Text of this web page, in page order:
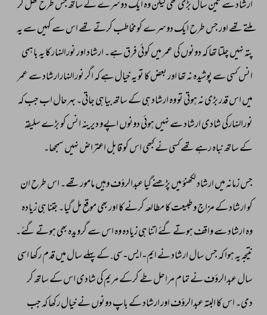
ارشاد سے تین سال بڑی تھی لیکن وہ ایک دوسرے کے ساتھ جس طرح کھل کر
ملتے تھے اور جس طرح ایک دوسرے کو مخاطب کرتے تھے اس سے کہیں سے یہ
پتہ نہیں چلتا تھا کہ دونوں کی عمر میں کوئی فرق ہے۔ ارشاد اور نورالنہار کا یہ باہمی
انس کسی سے پوشیدہ نہ تھا اور بعض کا تو یہ خیال ہے کہ اگر نورالنہارارشاد سے عمر
میں اس قدر بڑی نہ ہوتی تو وہ ارشاد ہی کے ساتھ بیاہی جاتی۔ بہرحال اب جب کہ
نورالنہارکی شادی ارشاد سے نہیں ہوئی دونوں اپےو دیرینہ انس کو بڑے سلیقہ
کے ساتھ نباہ رہے تھے کسی نے کبھی اس کو قابل اعتراض نہیں سمجھا۔
جس زمانہ میں ارشاد لکھنؤ میں پڑھنے گیا عبدالرؤف وہیں مامور تھے۔ اس طرح ان
کو ارشاد کے مزاج و طبیعت کا مطالعہ کرنے کا اور بھی موقع مل گیا۔ جتنا ہی زیادہ
وہ ارشاد سے واقف ہوتے گئے اتنا ہی زیادہ وہ اس سے گرویدہ بھی ہوتے گئے۔
نتیجہ یہ ہوا کہ جس سال ارشاد نے ایم- ایس- سی. کے پہلے سال میں قدم رکھا اسی
سال عبدالرؤف نے تمام مراحل طے کرکے مریم کی شادی اس کے ساتھ کر
دی۔ اس کا البتہ عبدالرؤف اور ارشاد کے باپ دونوں نے خیال رکھا کہ جب